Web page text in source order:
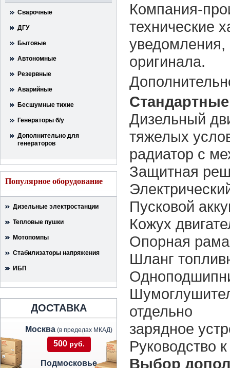
Сварочные
ДГУ
Бытовые
Автономные
Резервные
Аварийные
Бесшумные тихие
Генераторы б/у
Дополнительно для
генераторов
Популярное оборудование
Дизельные электростанции
Тепловые пушки
Мотопомпы
Стабилизаторы напряжения
ИБП
ДОСТАВКА
Москва (в пределах МКАД)
500 руб.
Подмосковье
Компания-
технические
уведомления,
оригинала.
Дизельный
тяжелых
радиатор с
Защитная
Пусковой
Кожух
Опорная
Шланг
отдельно
зарядное
Руководство
Выбор